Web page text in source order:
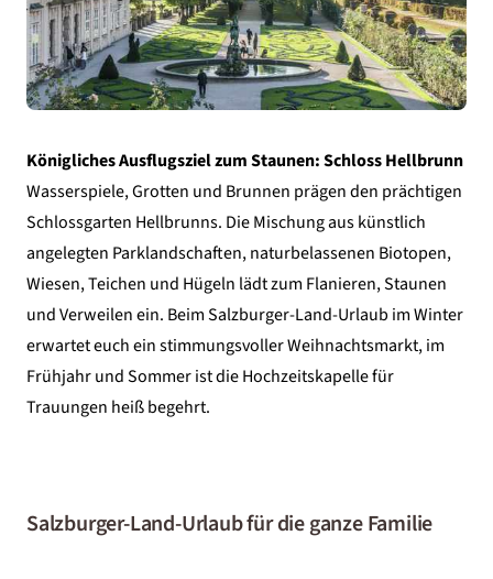
Königliches Ausflugsziel zum Staunen: Schloss Hellbrunn
Wasserspiele, Grotten und Brunnen prägen den prächtigen
Schlossgarten Hellbrunns. Die Mischung aus künstlich
angelegten Parklandschaften, naturbelassenen Biotopen,
Wiesen, Teichen und Hügeln lädt zum Flanieren, Staunen
und Verweilen ein. BeimSalzburger-Land-Urlaub im Winter
erwartet euch ein stimmungsvoller Weihnachtsmarkt, im
Frühjahr und Sommer ist die Hochzeitskapelle für
Trauungen heiß begehrt.
Salzburger-Land-Urlaub für die ganze Familie